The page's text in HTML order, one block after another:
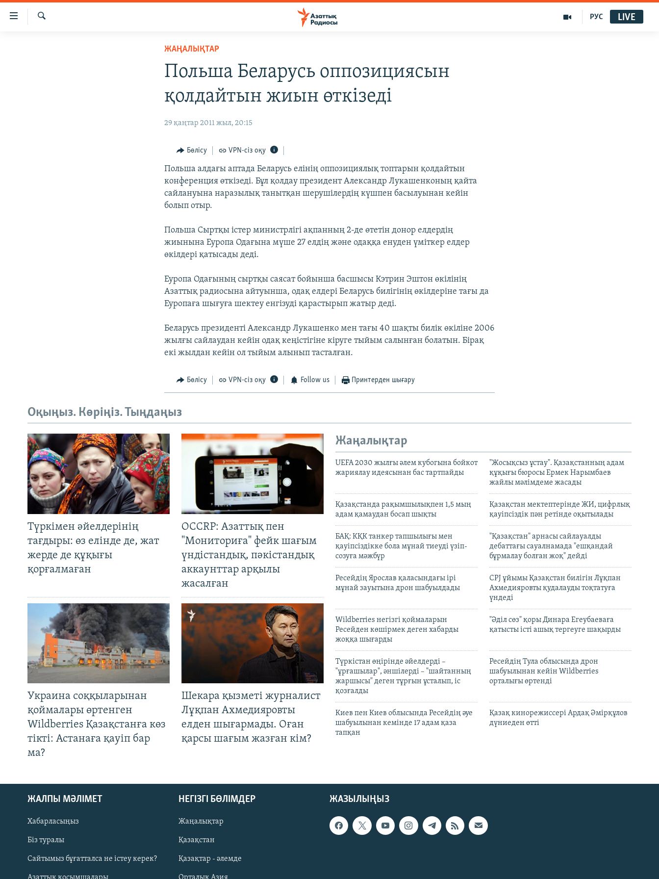
Accessibility
Русский
РУС LIVE
ЖАҢАЛЫҚТАР
Польша Беларусь оппозициясын
қолдайтын жиын өткізеді
29 қаңтар 2011 жыл, 20:15
Бөлісу VPN-сіз оқу
Польша алдағы аптада Беларусь елінің оппозициялық топтарын қолдайтын
конференция өткізеді. Бұл қолдау президент Александр Лукашенконың қайта
сайлануына наразылық танытқан шерушілердің күшпен басылуынан кейін
болып отыр.
Польша Сыртқы істер министрлігі ақпанның 2-де өтетін донор елдердің
жиынына Еуропа Одағына мүше 27 елдің және одаққа енуден үміткер елдер
өкілдері қатысады деді.
Еуропа Одағының сыртқы саясат бойынша басшысы Кэтрин Эштон өкілінің
Азаттық радиосына айтуынша, одақ елдері Беларусь билігінің өкілдеріне тағы да
Еуропаға шығуға шектеу енгізуді қарастырып жатыр деді.
Беларусь президенті Александр Лукашенко мен тағы 40 шақты билік өкіліне 2006
жылғы сайлаудан кейін одақ кеңістігіне кіруге тыйым салынған болатын. Бірақ
екі жылдан кейін ол тыйым алынып тасталған.
Бөлісу VPN-сіз оқу Follow us Принтерден шығару
Оқыңыз. Көріңіз. Тыңдаңыз
Түркімен әйелдерінің
тағдыры: өз елінде де, жат
жерде де құқығы
қорғалмаған
OCCRP: Азаттық пен
"Мониториға" фейк шағым
үндістандық, пәкістандық
аккаунттар арқылы
жасалған
Украина соққыларынан
қоймалары өртенген
Wildberries Қазақстанға көз
тікті: Астанаға қауіп бар
ма?
Шекара қызметі журналист
Лұқпан Ахмедияровты
елден шығармады. Оған
қарсы шағым жазған кім?
Жаңалықтар
UEFA 2030 жылғы әлем кубогына бойкот
жариялау идеясынан бас тартпайды
"Жосықсыз ұстау". Қазақстанның адам
құқығы бюросы Ермек Нарымбаев
жайлы мәлімдеме жасады
Қазақстанда рақымшылықпен 1,5 мың
адам қамаудан босап шықты
Қазақстан мектептерінде ЖИ, цифрлық
қауіпсіздік пән ретінде оқытылады
БАҚ: КҚК танкер тапшылығы мен
қауіпсіздікке бола мұнай тиеуді үзіп-
созуға мәжбүр
"Қазақстан" арнасы сайлауалды
дебаттағы сауалнамада "ешқандай
бұрмалау болған жоқ" дейді
Ресейдің Ярослав қаласындағы ірі
мұнай зауытына дрон шабуылдады
CPJ ұйымы Қазақстан билігін Лұқпан
Ахмедияровты қудалауды тоқтатуға
үндеді
Wildberries негізгі қоймаларын
Ресейден көшірмек деген хабарды
жоққа шығарды
"Әділ сөз" қоры Динара Егеубаеваға
қатысты істі ашық тергеуге шақырды
Түркістан өңірінде әйелдерді –
"ұрғашылар", әншілерді – "шайтанның
жаршысы" деген тұрғын ұсталып, іс
қозғалды
Ресейдің Тула облысында дрон
шабуылынан кейін Wildberries
орталығы өртенді
Киев пен Киев облысында Ресейдің әуе
шабуылынан кемінде 17 адам қаза
тапқан
Қазақ кинорежиссері Ардақ Әмірқұлов
дүниеден өтті
ЖАЗЫЛЫҢЫЗ
ЖАЛПЫ МӘЛІМЕТ
Хабарласыңыз
Біз туралы
Сайтымыз бұғатталса не істеу керек?
Азаттық қосымшалары
НЕГІЗГІ БӨЛІМДЕР
Жаңалықтар
Қазақстан
Қазақтар - әлемде
Орталық Азия